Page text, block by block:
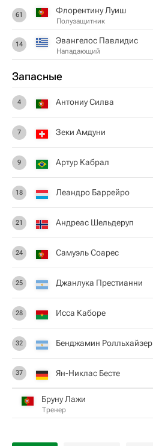
61 Флорентину Луиш
Полузащитник
14 Эвангелос Павлидис
Нападающий
Запасные
4 Антониу Силва
7 Зеки Амдуни
9 Артур Кабрал
18 Леандро Баррейро
21 Андреас Шельдеруп
24 Самуэль Соарес
25 Джанлука Престианни
28 Исса Каборе
32 Бенджамин Ролльхайзер
37 Ян-Никлас Бесте
Бруну Лажи
Тренер